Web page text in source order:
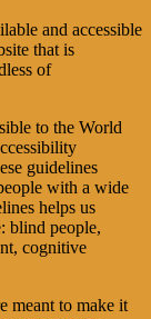
and accessible
that is
of
to the World
guidelines
with a wide
helps us
blind people,
cognitive
meant to make it